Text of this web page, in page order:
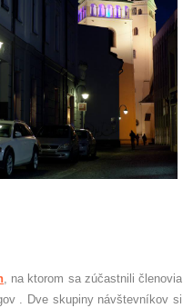
, na ktorom sa zúčastnili členovia
. Dve skupiny návštevníkov si